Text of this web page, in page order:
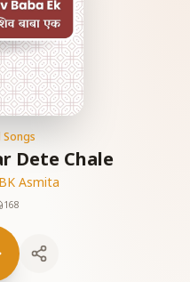
Dete Chale
BK Asmita
168